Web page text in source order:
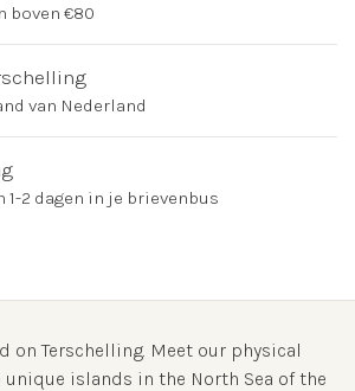
boven €80
van Nederland
1-2 dagen in je brievenbus
on Terschelling. Meet our physical
unique islands in the North Sea of the